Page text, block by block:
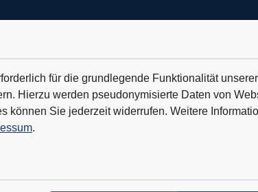
Erfolg mit U-Booten +++ IVU Traffic
für die grundlegende Funktionalität
Hierzu werden pseudonymisierte Daten von
können Sie jederzeit widerrufen. Weitere
.